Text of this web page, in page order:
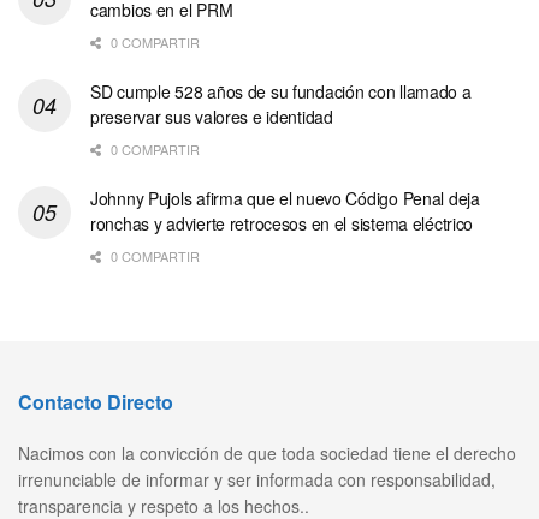
cambios en el PRM
0 COMPARTIR
SD cumple 528 años de su fundación con llamado a
preservar sus valores e identidad
0 COMPARTIR
Johnny Pujols afirma que el nuevo Código Penal deja
ronchas y advierte retrocesos en el sistema eléctrico
0 COMPARTIR
Contacto Directo
Nacimos con la convicción de que toda sociedad tiene el derecho
irrenunciable de informar y ser informada con responsabilidad,
transparencia y respeto a los hechos..